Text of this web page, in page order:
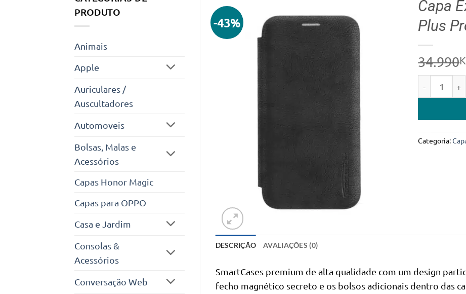
PRODUTO
Animais
Apple
Auriculares /
Auscultadores
Automoveis
Bolsas, Malas e
Acessórios
Capas Honor Magic
Capas para OPPO
Casa e Jardim
Consolas &
Acessórios
Conversação Web
-43%
Capa
Plus
34.990
Categoria:
DESCRIÇÃO AVALIAÇÕES (0)
SmartCases premium de alta qualidade com um design
fecho magnético secreto e os bolsos adicionais dentro das